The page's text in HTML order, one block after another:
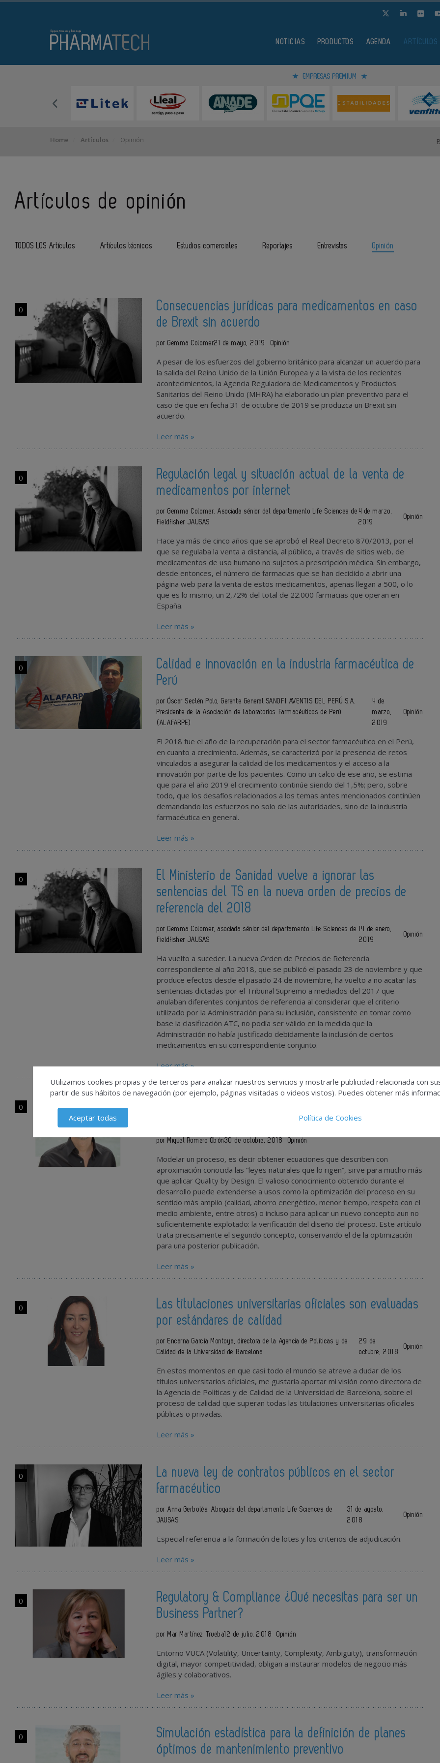
NOTICIAS PRODUCTOS AGENDA ARTÍCULOS
EMPRESAS PREMIUM
Home Artículos Opinión
Artículos de opinión
TODOS LOS Artículos Artículos técnicos Estudios comerciales Reportajes Entrevistas Opinión
0
Consecuencias jurídicas para medicamentos en caso
de Brexit sin acuerdo
por Gemma Colomer21 de mayo, 2019 Opinión
A pesar de los esfuerzos del gobierno británico para alcanzar un acuerdo para
la salida del Reino Unido de la Unión Europea y a la vista de los recientes
acontecimientos, la Agencia Reguladora de Medicamentos y Productos
Sanitarios del Reino Unido (MHRA) ha elaborado un plan preventivo para el
caso de que en fecha 31 de octubre de 2019 se produzca un Brexit sin
acuerdo.
Leer más »
0
Regulación legal y situación actual de la venta de
medicamentos por internet
por Gemma Colomer. Asociada sénior del departamento Life Sciences de
Fieldfisher JAUSAS
4 de marzo,
2019
Opinión
Hace ya más de cinco años que se aprobó el Real Decreto 870/2013, por el
que se regulaba la venta a distancia, al público, a través de sitios web, de
medicamentos de uso humano no sujetos a prescripción médica. Sin embargo,
desde entonces, el número de farmacias que se han decidido a abrir una
página web para la venta de estos medicamentos, apenas llegan a 500, o lo
que es lo mismo, un 2,72% del total de 22.000 farmacias que operan en
España.
Leer más »
0
Calidad e innovación en la industria farmacéutica de
Perú
por Óscar Seclén Polo, Gerente General SANOFI AVENTIS DEL PERÚ S.A.
Presidente de la Asociación de Laboratorios Farmacéuticos de Perú
(ALAFARPE)
4 de
marzo,
2019
Opinión
El 2018 fue el año de la recuperación para el sector farmacéutico en el Perú,
en cuanto a crecimiento. Además, se caracterizó por la presencia de retos
vinculados a asegurar la calidad de los medicamentos y el acceso a la
innovación por parte de los pacientes. Como un calco de ese año, se estima
que para el año 2019 el crecimiento continúe siendo del 1,5%; pero, sobre
todo, que los desafíos relacionados a los temas antes mencionados continúen
demandando los esfuerzos no solo de las autoridades, sino de la industria
farmacéutica en general.
Leer más »
0
El Ministerio de Sanidad vuelve a ignorar las
sentencias del TS en la nueva orden de precios de
referencia del 2018
por Gemma Colomer, asociada sénior del departamento Life Sciences de
Fieldfisher JAUSAS
14 de enero,
2019
Opinión
Ha vuelto a suceder. La nueva Orden de Precios de Referencia
correspondiente al año 2018, que se publicó el pasado 23 de noviembre y que
produce efectos desde el pasado 24 de noviembre, ha vuelto a no acatar las
sentencias dictadas por el Tribunal Supremo a mediados del 2017 que
anulaban diferentes conjuntos de referencia al considerar que el criterio
utilizado por la Administración para su inclusión, consistente en tomar como
base la clasificación ATC, no podía ser válido en la medida que la
Administración no había justificado debidamente la inclusión de ciertos
medicamentos en su correspondiente conjunto.
Leer más »
0
por Miquel Romero Obón30 de octubre, 2018 Opinión
Modelar un proceso, es decir obtener ecuaciones que describen con
aproximación conocida las “leyes naturales que lo rigen”, sirve para mucho más
que aplicar Quality by Design. El valioso conocimiento obtenido durante el
desarrollo puede extenderse a usos como la optimización del proceso en su
sentido más amplio (calidad, ahorro energético, menor tiempo, respeto con el
medio ambiente, entre otros) o incluso para aplicar un nuevo concepto aun no
suficientemente explotado: la verificación del diseño del proceso. Este artículo
trata precisamente el segundo concepto, conservando el de la optimización
para una posterior publicación.
Leer más »
0
Las titulaciones universitarias oficiales son evaluadas
por estándares de calidad
por Encarna García Montoya, directora de la Agencia de Políticas y de
Calidad de la Universidad de Barcelona
29 de
octubre, 2018
Opinión
En estos momentos en que casi todo el mundo se atreve a dudar de los
títulos universitarios oficiales, me gustaría aportar mi visión como directora de
la Agencia de Políticas y de Calidad de la Universidad de Barcelona, sobre el
proceso de calidad que superan todas las titulaciones universitarias oficiales
públicas o privadas.
Leer más »
0
La nueva ley de contratos públicos en el sector
farmacéutico
por Anna Gerbolés. Abogada del departamento Life Sciences de
JAUSAS
31 de agosto,
2018
Opinión
Especial referencia a la formación de lotes y los criterios de adjudicación.
Leer más »
0
Regulatory & Compliance ¿Qué necesitas para ser un
Business Partner?
por Mar Martínez Trueba 12 de julio, 2018 Opinión
Entorno VUCA (Volatility, Uncertainty, Complexity, Ambiguity), transformación
digital, mayor competitividad, obligan a instaurar modelos de negocio más
ágiles y colaborativos.
Leer más »
0
Simulación estadística para la definición de planes
óptimos de mantenimiento preventivo
Utilizamos cookies propias y de terceros para analizar nuestros servicios y mostrarle publicidad relacionada con
partir de sus hábitos de navegación (por ejemplo, páginas visitadas o videos vistos). Puedes obtener más
Aceptar todas Política de Cookies